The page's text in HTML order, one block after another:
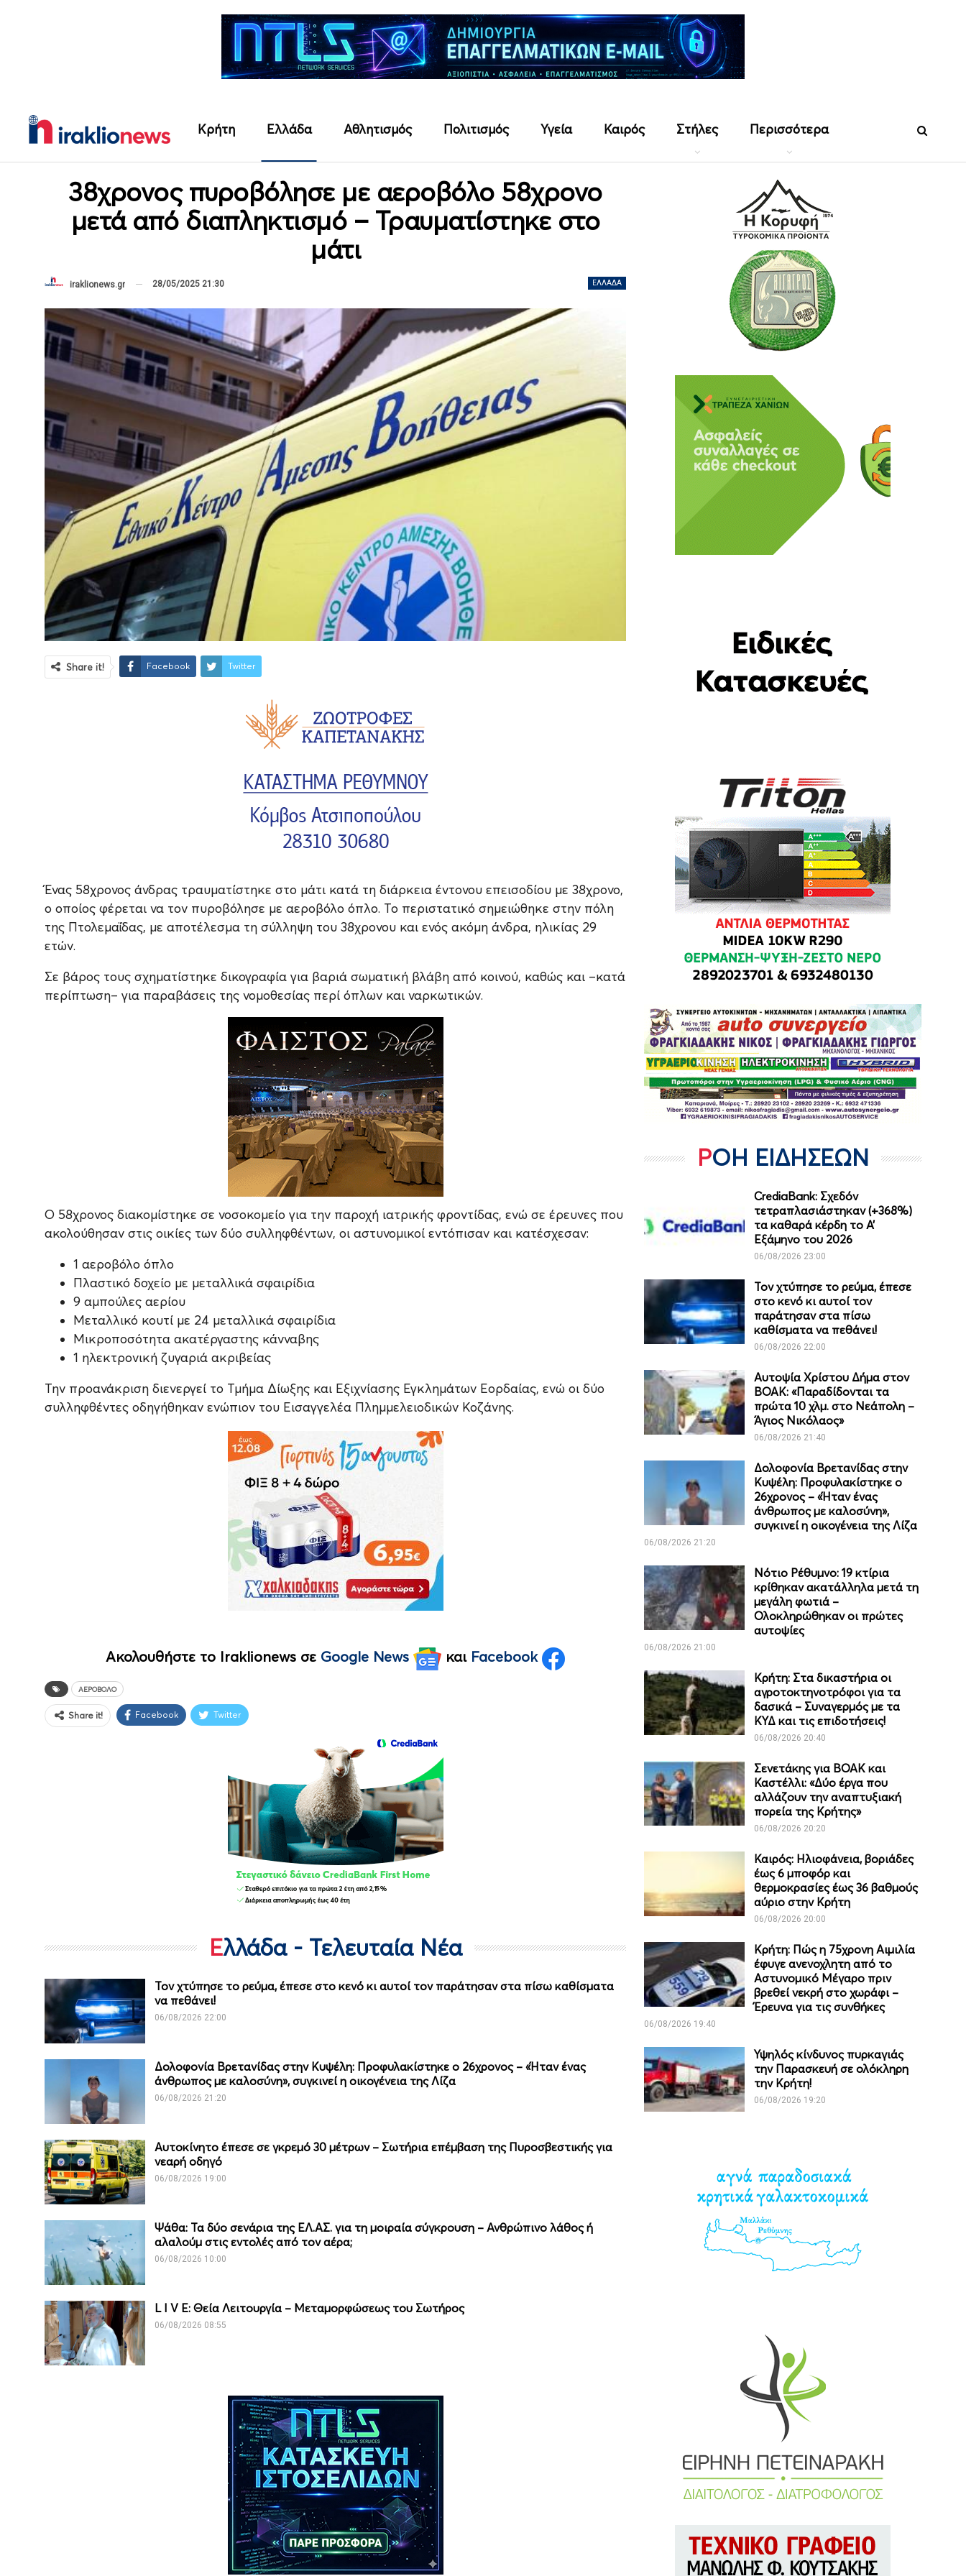
Κρήτη Ελλάδα Αθλητισμός Πολιτισμός Υγεία Καιρός Στήλες Περισσότερα
38χρονος πυροβόλησε με αεροβόλο 58χρονο
μετά από διαπληκτισμό – Τραυματίστηκε στο
μάτι
ΕΛΛΆΔΑ
iraklionews.gr 28/05/2025 21:30
Share it! Facebook Twitter
Ένας 58χρονος άνδρας τραυματίστηκε στο μάτι κατά τη διάρκεια έντονου επεισοδίου με 38χρονο,
ο οποίος φέρεται να τον πυροβόλησε με αεροβόλο όπλο. Το περιστατικό σημειώθηκε στην πόλη
της Πτολεμαΐδας, με αποτέλεσμα τη σύλληψη του 38χρονου και ενός ακόμη άνδρα, ηλικίας 29
ετών.
Σε βάρος τους σχηματίστηκε δικογραφία για βαριά σωματική βλάβη από κοινού, καθώς και –κατά
περίπτωση– για παραβάσεις της νομοθεσίας περί όπλων και ναρκωτικών.
Ο 58χρονος διακομίστηκε σε νοσοκομείο για την παροχή ιατρικής φροντίδας, ενώ σε έρευνες που
ακολούθησαν στις οικίες των δύο συλληφθέντων, οι αστυνομικοί εντόπισαν και κατέσχεσαν:
1 αεροβόλο όπλο
Πλαστικό δοχείο με μεταλλικά σφαιρίδια
9 αμπούλες αερίου
Μεταλλικό κουτί με 24 μεταλλικά σφαιρίδια
Μικροποσότητα ακατέργαστης κάνναβης
1 ηλεκτρονική ζυγαριά ακριβείας
Την προανάκριση διενεργεί το Τμήμα Δίωξης και Εξιχνίασης Εγκλημάτων Εορδαίας, ενώ οι δύο
συλληφθέντες οδηγήθηκαν ενώπιον του Εισαγγελέα Πλημμελειοδικών Κοζάνης.
Ακολουθήστε το Iraklionews σε Google News και Facebook
ΑΕΡΟΒΌΛΟ
Share it! Facebook Twitter
Ελλάδα - Τελευταία Νέα
Τον χτύπησε το ρεύμα, έπεσε στο κενό κι αυτοί τον παράτησαν στα πίσω καθίσματα
να πεθάνει!
06/08/2026 22:00
Δολοφονία Βρετανίδας στην Κυψέλη: Προφυλακίστηκε ο 26χρονος – «Ήταν ένας
άνθρωπος με καλοσύνη», συγκινεί η οικογένεια της Λίζα
06/08/2026 21:20
Αυτοκίνητο έπεσε σε γκρεμό 30 μέτρων – Σωτήρια επέμβαση της Πυροσβεστικής για
νεαρή οδηγό
06/08/2026 19:00
Ψάθα: Τα δύο σενάρια της ΕΛ.ΑΣ. για τη μοιραία σύγκρουση – Ανθρώπινο λάθος ή
αλαλούμ στις εντολές από τον αέρα;
06/08/2026 10:00
L I V E: Θεία Λειτουργία – Μεταμορφώσεως του Σωτήρος
06/08/2026 08:55
ΡΟΗ ΕΙΔΗΣΕΩΝ
CrediaBank: Σχεδόν
τετραπλασιάστηκαν (+368%)
τα καθαρά κέρδη το Α’
Εξάμηνο του 2026
06/08/2026 23:00
Τον χτύπησε το ρεύμα, έπεσε
στο κενό κι αυτοί τον
παράτησαν στα πίσω
καθίσματα να πεθάνει!
06/08/2026 22:00
Αυτοψία Χρίστου Δήμα στον
ΒΟΑΚ: «Παραδίδονται τα
πρώτα 10 χλμ. στο Νεάπολη –
Άγιος Νικόλαος»
06/08/2026 21:40
Δολοφονία Βρετανίδας στην
Κυψέλη: Προφυλακίστηκε ο
26χρονος – «Ήταν ένας
άνθρωπος με καλοσύνη»,
συγκινεί η οικογένεια της Λίζα
06/08/2026 21:20
Νότιο Ρέθυμνο: 19 κτίρια
κρίθηκαν ακατάλληλα μετά τη
μεγάλη φωτιά –
Ολοκληρώθηκαν οι πρώτες
αυτοψίες
06/08/2026 21:00
Κρήτη: Στα δικαστήρια οι
αγροτοκτηνοτρόφοι για τα
δασικά – Συναγερμός με τα
ΚΥΔ και τις επιδοτήσεις!
06/08/2026 20:40
Σενετάκης για ΒΟΑΚ και
Καστέλλι: «Δύο έργα που
αλλάζουν την αναπτυξιακή
πορεία της Κρήτης»
06/08/2026 20:20
Καιρός: Ηλιοφάνεια, βοριάδες
έως 6 μποφόρ και
θερμοκρασίες έως 36 βαθμούς
αύριο στην Κρήτη
06/08/2026 20:00
Κρήτη: Πώς η 75χρονη Αιμιλία
έφυγε ανενοχλητη από το
Αστυνομικό Μέγαρο πριν
βρεθεί νεκρή στο χωράφι –
Έρευνα για τις συνθήκες
06/08/2026 19:40
Υψηλός κίνδυνος πυρκαγιάς
την Παρασκευή σε ολόκληρη
την Κρήτη!
06/08/2026 19:20